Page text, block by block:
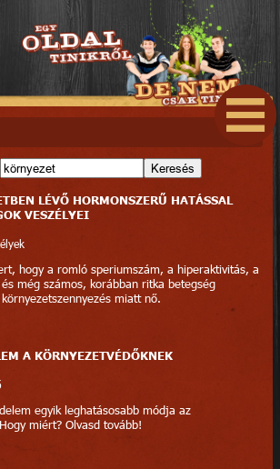
Keresés
LÉVŐ HORMONSZERŰ HATÁSSAL
VESZÉLYEI
hogy a romló speriumszám, a hiperaktivitás, a
még számos, korábban ritka betegség
miatt nő.
A KÖRNYEZETVÉDŐKNEK
egyik leghatásosabb módja az
miért? Olvasd tovább!